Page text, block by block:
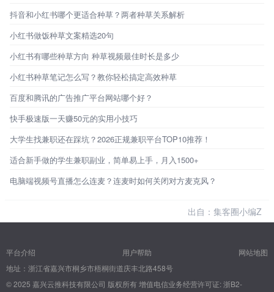
抖音和小红书哪个更适合种草？两者种草关系解析
小红书做饭种草文案精选20句
小红书有哪些种草方向 种草视频最佳时长是多少
小红书种草笔记怎么写？教你轻松搞定高效种草
百度和腾讯的广告推广平台网站哪个好？
快手极速版一天赚50元的实用小技巧
大学生找兼职还在踩坑？2026正规兼职平台TOP10推荐！
适合新手做的学生兼职副业，简单易上手，月入1500+
电脑端视频号直播怎么连麦？连麦时如何关闭对方麦克风？
出自：集客圈小编Z
平台介绍 用户帮助
网站地图
地址：浙江省嘉兴市桐乡市梧桐街道庆丰北路458号
© 2025 嘉兴云推科技有限公司 版权所有增值电信业务经营许可证: 浙B2-